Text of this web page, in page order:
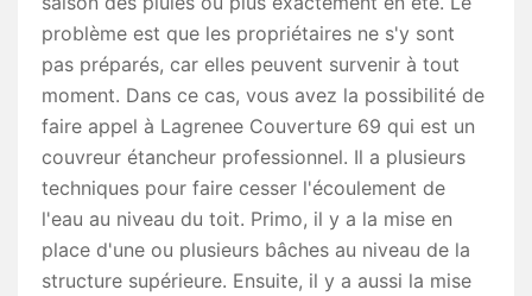
problème est que les propriétaires ne s'y sont
pas préparés, car elles peuvent survenir à tout
moment. Dans ce cas, vous avez la possibilité de
faire appel à Lagrenee Couverture 69 qui est un
couvreur étancheur professionnel. Il a plusieurs
techniques pour faire cesser l'écoulement de
l'eau au niveau du toit. Primo, il y a la mise en
place d'une ou plusieurs bâches au niveau de la
structure supérieure. Ensuite, il y a aussi la mise